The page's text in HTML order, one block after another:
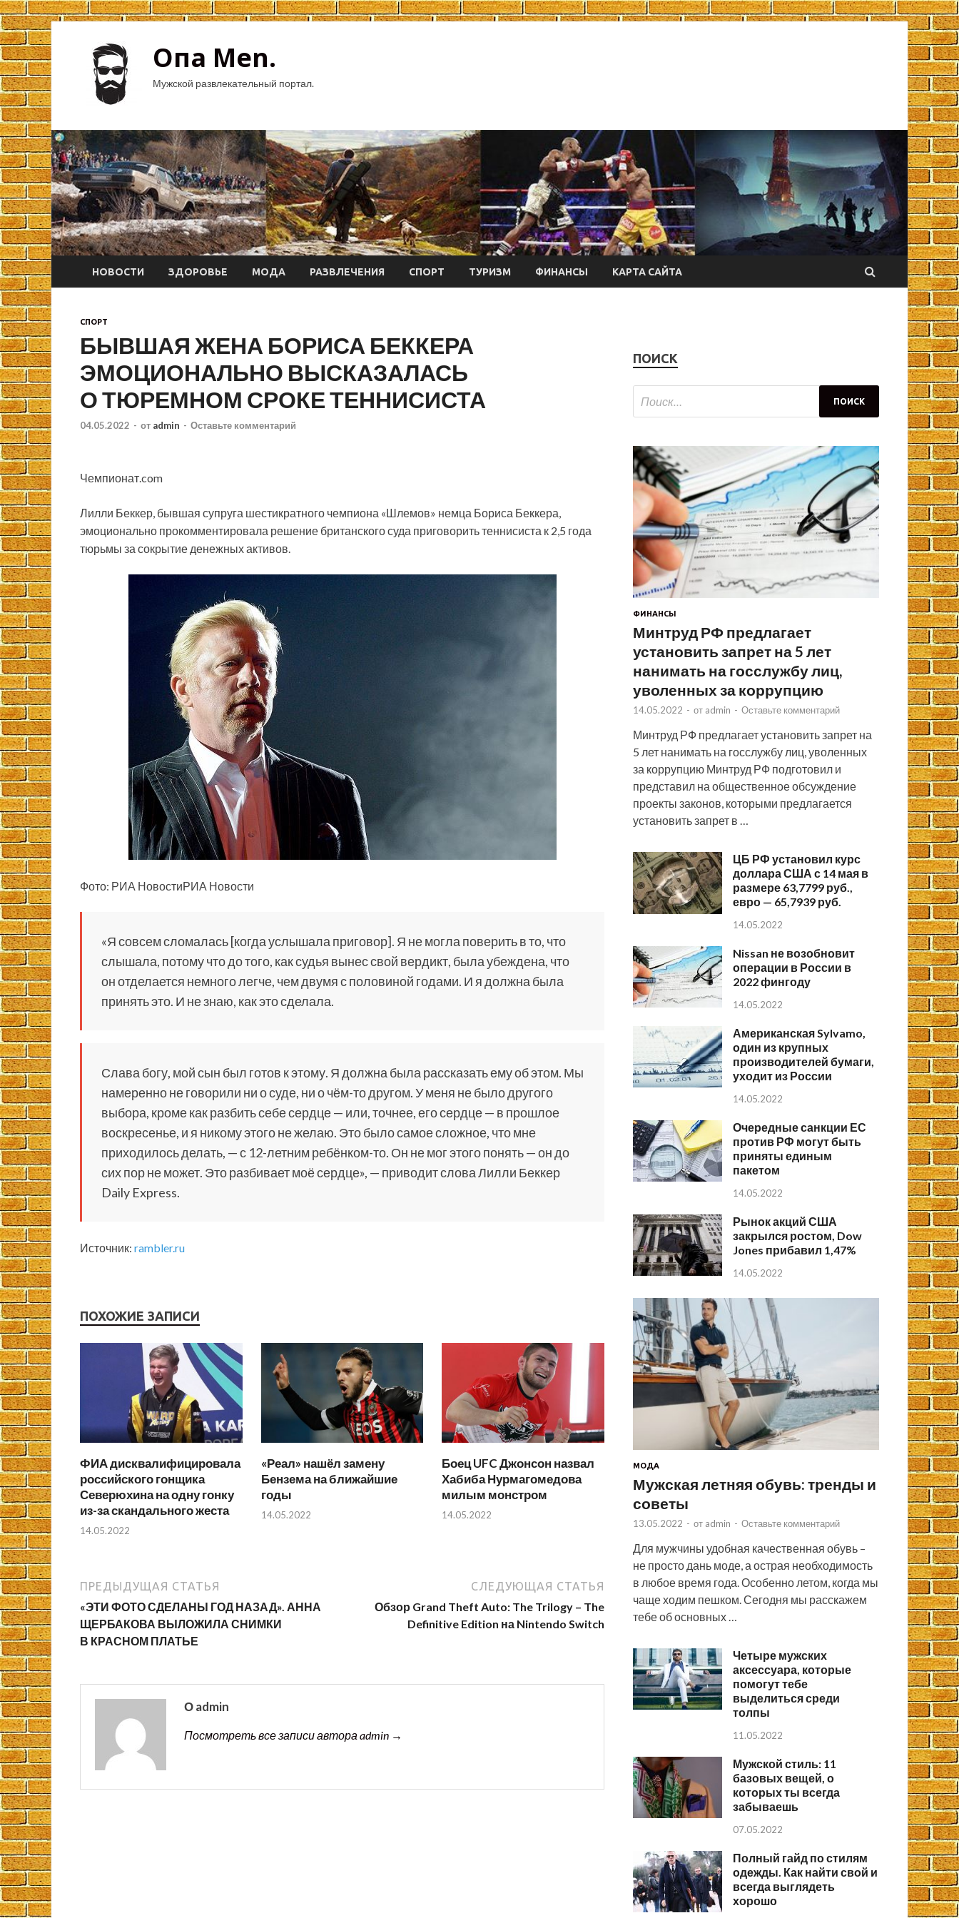
Опа Men.
Мужской развлекательный портал.
НОВОСТИ ЗДОРОВЬЕ МОДА РАЗВЛЕЧЕНИЯ СПОРТ ТУРИЗМ ФИНАНСЫ КАРТА САЙТА
СПОРТ
БЫВШАЯ ЖЕНА БОРИСА БЕККЕРА
ЭМОЦИОНАЛЬНО ВЫСКАЗАЛАСЬ
О ТЮРЕМНОМ СРОКЕ ТЕННИСИСТА
04.05.2022 - от admin - Оставьте комментарий
Чемпионат.com
Лилли Беккер, бывшая супруга шестикратного чемпиона «Шлемов» немца Бориса Беккера,
эмоционально прокомментировала решение британского суда приговорить теннисиста к 2,5 года
тюрьмы за сокрытие денежных активов.
Фото: РИА НовостиРИА Новости
«Я совсем сломалась [когда услышала приговор]. Я не могла поверить в то, что
слышала, потому что до того, как судья вынес свой вердикт, была убеждена, что
он отделается немного легче, чем двумя с половиной годами. И я должна была
принять это. И не знаю, как это сделала.
Слава богу, мой сын был готов к этому. Я должна была рассказать ему об этом. Мы
намеренно не говорили ни о суде, ни о чём-то другом. У меня не было другого
выбора, кроме как разбить себе сердце — или, точнее, его сердце — в прошлое
воскресенье, и я никому этого не желаю. Это было самое сложное, что мне
приходилось делать, — с 12-летним ребёнком-то. Он не мог этого понять — он до
сих пор не может. Это разбивает моё сердце», — приводит слова Лилли Беккер
Daily Express.
Источник: rambler.ru
ПОХОЖИЕ ЗАПИСИ
ФИА дисквалифицировала
российского гонщика
Северюхина на одну гонку
из-за скандального жеста
14.05.2022
«Реал» нашёл замену
Бензема на ближайшие
годы
14.05.2022
Боец UFC Джонсон назвал
Хабиба Нурмагомедова
милым монстром
14.05.2022
ПРЕДЫДУЩАЯ СТАТЬЯ
«ЭТИ ФОТО СДЕЛАНЫ ГОД НАЗАД». АННА
ЩЕРБАКОВА ВЫЛОЖИЛА СНИМКИ
В КРАСНОМ ПЛАТЬЕ
СЛЕДУЮЩАЯ СТАТЬЯ
Обзор Grand Theft Auto: The Trilogy – The
Definitive Edition на Nintendo Switch
О admin
Посмотреть все записи автора admin →
ПОИСК
ФИНАНСЫ
Минтруд РФ предлагает
установить запрет на 5 лет
нанимать на госслужбу лиц,
уволенных за коррупцию
14.05.2022 - от admin - Оставьте комментарий
Минтруд РФ предлагает установить запрет на
5 лет нанимать на госслужбу лиц, уволенных
за коррупцию Минтруд РФ подготовил и
представил на общественное обсуждение
проекты законов, которыми предлагается
установить запрет в …
ЦБ РФ установил курс
доллара США с 14 мая в
размере 63,7799 руб.,
евро — 65,7939 руб.
14.05.2022
Nissan не возобновит
операции в России в
2022 фингоду
14.05.2022
Американская Sylvamo,
один из крупных
производителей бумаги,
уходит из России
14.05.2022
Очередные санкции ЕС
против РФ могут быть
приняты единым
пакетом
14.05.2022
Рынок акций США
закрылся ростом, Dow
Jones прибавил 1,47%
14.05.2022
МОДА
Мужская летняя обувь: тренды и
советы
13.05.2022 - от admin - Оставьте комментарий
Для мужчины удобная качественная обувь –
не просто дань моде, а острая необходимость
в любое время года. Особенно летом, когда мы
чаще ходим пешком. Сегодня мы расскажем
тебе об основных …
Четыре мужских
аксессуара, которые
помогут тебе
выделиться среди
толпы
11.05.2022
Мужской стиль: 11
базовых вещей, о
которых ты всегда
забываешь
07.05.2022
Полный гайд по стилям
одежды. Как найти свой и
всегда выглядеть
хорошо